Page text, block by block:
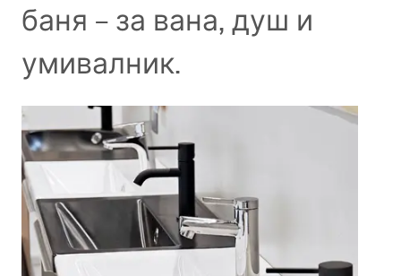
баня – за вана, душ и
умивалник.